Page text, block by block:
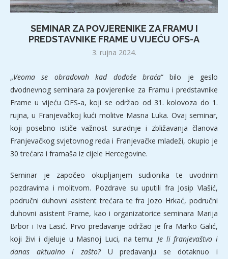
SEMINAR ZA POVJERENIKE ZA FRAMU I
PREDSTAVNIKE FRAME U VIJEĆU OFS-A
3. rujna 2024.
„Veoma se obradovah kad dođoše braća“ bilo je geslo
dvodnevnog seminara za povjerenike za Framu i predstavnike
Frame u vijeću OFS-a, koji se održao od 31. kolovoza do 1.
rujna, u Franjevačkoj kući molitve Masna Luka. Ovaj seminar,
koji posebno ističe važnost suradnje i zbližavanja članova
Franjevačkog svjetovnog reda i Franjevačke mladeži, okupio je
30 trećara i framaša iz cijele Hercegovine.
Seminar je započeo okupljanjem sudionika te uvodnim
pozdravima i molitvom. Pozdrave su uputili fra Josip Vlašić,
područni duhovni asistent trećara te fra Jozo Hrkać, područni
duhovni asistent Frame, kao i organizatorice seminara Marija
Brbor i Iva Lasić. Prvo predavanje održao je fra Marko Galić,
koji živi i djeluje u Masnoj Luci, na temu: Je li franjevaštvo i
danas aktualno i zašto?U predavanju se dotaknuo i